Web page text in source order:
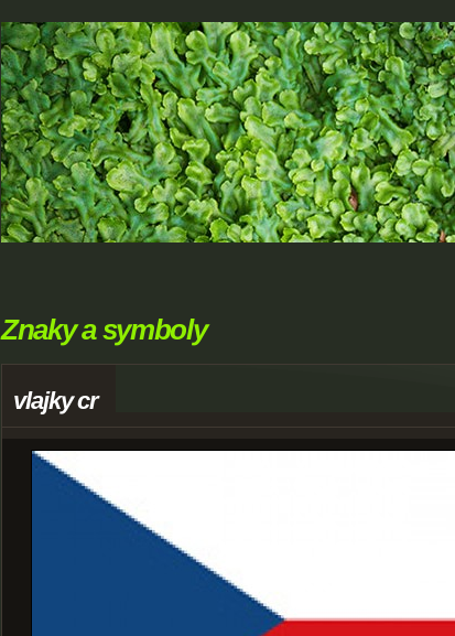
Znaky a symboly
vlajky cr